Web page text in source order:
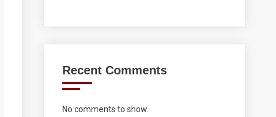
Recent Comments
No comments to show.